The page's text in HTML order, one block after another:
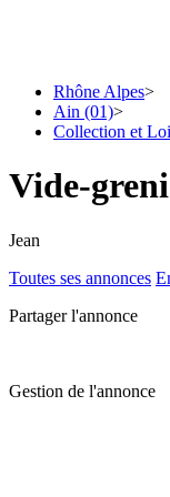
Rhône Alpes>
Ain (01)>
Collection et
Vide-
Jean
Toutes ses annonces
Partager l'annonce
Gestion de l'annonce